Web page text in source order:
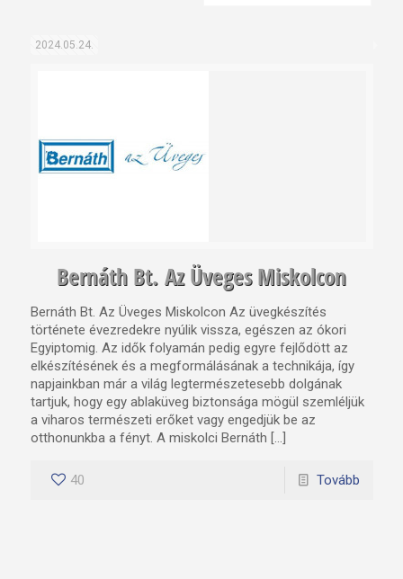
2024.05.24.
Bernáth Bt. Az Üveges Miskolcon
Bernáth Bt. Az Üveges Miskolcon Az üvegkészítés
története évezredekre nyúlik vissza, egészen az ókori
Egyiptomig. Az idők folyamán pedig egyre fejlődött az
elkészítésének és a megformálásának a technikája, így
napjainkban már a világ legtermészetesebb dolgának
tartjuk, hogy egy ablaküveg biztonsága mögül szemléljük
a viharos természeti erőket vagy engedjük be az
otthonunkba a fényt. A miskolci Bernáth […]
40 Tovább